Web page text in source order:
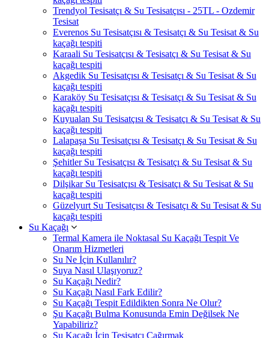
Trendyol Tesisatçı & Su Tesisatçısı - 25TL - Ozdemir
Tesisat
Everenos Su Tesisatçısı & Tesisatçı & Su Tesisat & Su
kaçağı tespiti
Karaali Su Tesisatçısı & Tesisatçı & Su Tesisat & Su
kaçağı tespiti
Akgedik Su Tesisatçısı & Tesisatçı & Su Tesisat & Su
kaçağı tespiti
Karaköy Su Tesisatçısı & Tesisatçı & Su Tesisat & Su
kaçağı tespiti
Kuyualan Su Tesisatçısı & Tesisatçı & Su Tesisat & Su
kaçağı tespiti
Lalapaşa Su Tesisatçısı & Tesisatçı & Su Tesisat & Su
kaçağı tespiti
Şehitler Su Tesisatçısı & Tesisatçı & Su Tesisat & Su
kaçağı tespiti
Dilşikar Su Tesisatçısı & Tesisatçı & Su Tesisat & Su
kaçağı tespiti
Güzelyurt Su Tesisatçısı & Tesisatçı & Su Tesisat & Su
kaçağı tespiti
Su Kaçağı
Termal Kamera ile Noktasal Su Kaçağı Tespit Ve
Onarım Hizmetleri
Su Ne İçin Kullanılır?
Suya Nasıl Ulaşıyoruz?
Su Kaçağı Nedir?
Su Kaçağı Nasıl Fark Edilir?
Su Kaçağı Tespit Edildikten Sonra Ne Olur?
Şu Kaçağı Bulma Konusunda Emin Değilsek Ne
Yapabiliriz?
Su Kaçağı İçin Tesisatçı Çağırmak